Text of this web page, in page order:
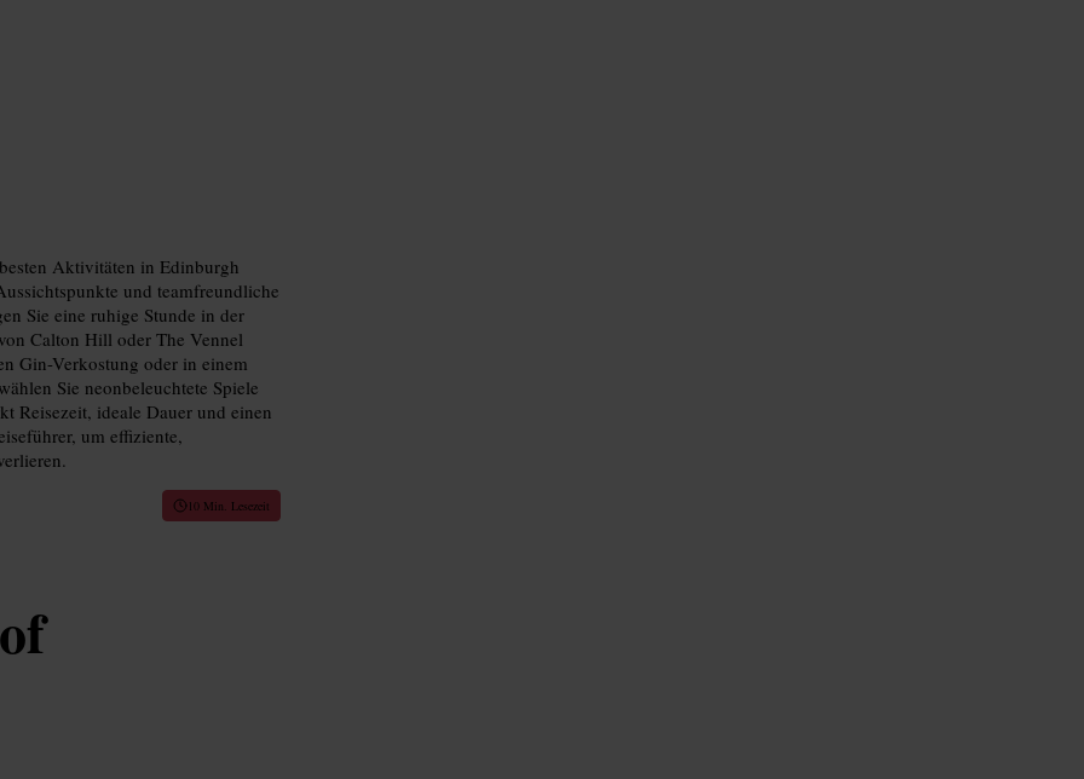
Aktivitäten in Edinburgh
und teamfreundliche
Sie eine ruhige Stunde in der
Calton Hill oder The Vennel
Gin-Verkostung oder in einem
Sie neonbeleuchtete Spiele
Reisezeit, ideale Dauer und einen
um effiziente,
10 Min. Lesezeit